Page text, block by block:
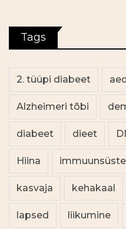
Tags
2. tüüpi diabeet
Alzheimeri tõbi
diabeet dieet
Hiina
kasvaja kehakaal
lapsed liikumine